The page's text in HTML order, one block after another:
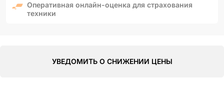
Оперативная онлайн-оценка для страхования
техники
УВЕДОМИТЬ О СНИЖЕНИИ ЦЕНЫ